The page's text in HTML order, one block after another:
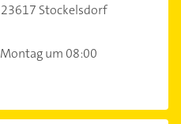
23617 Stockelsdorf
um 08:00